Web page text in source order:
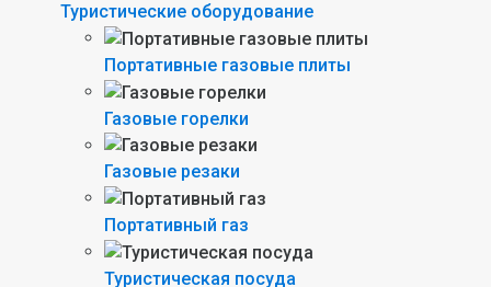
Туристические оборудование
Портативные газовые плиты
Газовые горелки
Газовые резаки
Портативный газ
Туристическая посуда